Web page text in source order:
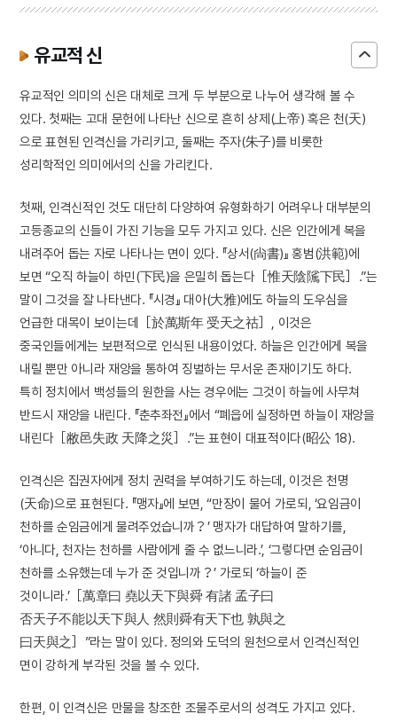
유교적 신
유교적인 의미의 신은 대체로 크게 두 부분으로 나누어 생각해 볼 수
있다. 첫째는 고대 문헌에 나타난 신으로 흔히 상제(上帝) 혹은 천(天)
으로 표현된 인격신을 가리키고, 둘째는 주자(朱子)를 비롯한
성리학적인 의미에서의 신을 가리킨다.
첫째, 인격신적인 것도 대단히 다양하여 유형화하기 어려우나 대부분의
고등종교의 신들이 가진 기능을 모두 가지고 있다. 신은 인간에게 복을
내려주어 돕는 자로 나타나는 면이 있다. 『상서(尙書)』 홍범(洪範)에
보면 “오직 하늘이 하민(下民)을 은밀히 돕는다［惟天陰隲下民］.”는
말이 그것을 잘 나타낸다. 『시경』 대아(大雅)에도 하늘의 도우심을
언급한 대목이 보이는데［於萬斯年 受天之祜］, 이것은
중국인들에게는 보편적으로 인식된 내용이었다. 하늘은 인간에게 복을
내릴 뿐만 아니라 재앙을 통하여 징벌하는 무서운 존재이기도 하다.
특히 정치에서 백성들의 원한을 사는 경우에는 그것이 하늘에 사무쳐
반드시 재앙을 내린다. 『춘추좌전』에서 “폐읍에 실정하면 하늘이 재앙을
내린다［敝邑失政 天降之災］.”는 표현이 대표적이다(昭公 18).
인격신은 집권자에게 정치 권력을 부여하기도 하는데, 이것은 천명
(天命)으로 표현된다. 『맹자』에 보면, “만장이 물어 가로되, ‘요임금이
천하를 순임금에게 물려주었습니까？’ 맹자가 대답하여 말하기를,
‘아니다, 천자는 천하를 사람에게 줄 수 없느니라.’, ‘그렇다면 순임금이
천하를 소유했는데 누가 준 것입니까？’ 가로되 ‘하늘이 준
것이니라.’［萬章曰 堯以天下與舜 有諸 孟子曰
否天子不能以天下與人 然則舜有天下也 孰與之
曰天與之］”라는 말이 있다. 정의와 도덕의 원천으로서 인격신적인
면이 강하게 부각된 것을 볼 수 있다.
한편, 이 인격신은 만물을 창조한 조물주로서의 성격도 가지고 있다.